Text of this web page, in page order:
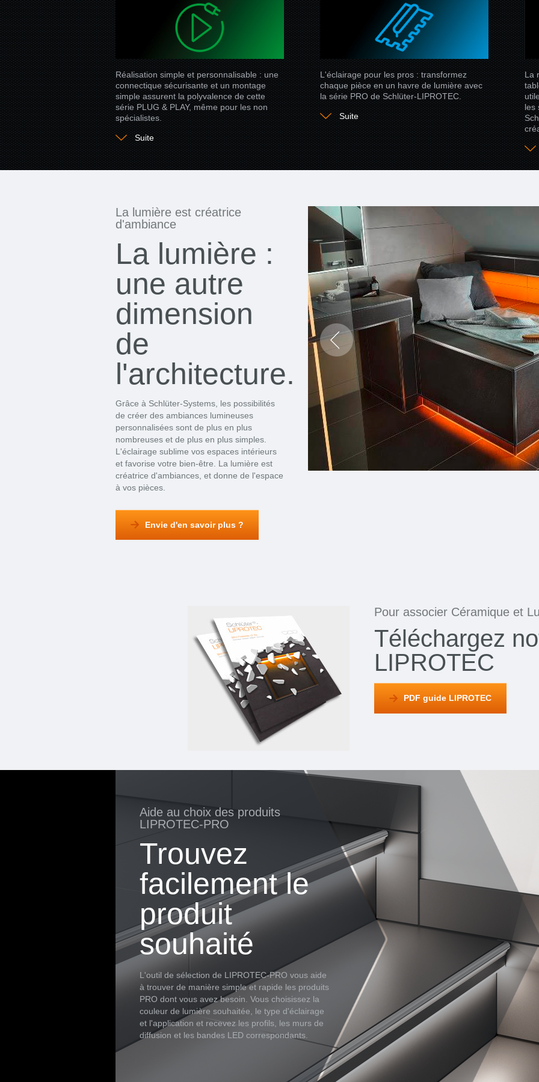
Réalisation simple et personnalisable : une
connectique sécurisante et un montage
simple assurent la polyvalence de cette
série PLUG & PLAY, même pour les non
spécialistes.
Suite
L'éclairage pour les pros : transformez
chaque pièce en un havre de lumière avec
la série PRO de Schlüter-LIPROTEC.
Suite
La
les
La lumière est créatrice
d'ambiance
La lumière :
une autre
dimension
de
l'architecture.
Grâce à Schlüter-Systems, les possibilités
de créer des ambiances lumineuses
personnalisées sont de plus en plus
nombreuses et de plus en plus simples.
L'éclairage sublime vos espaces intérieurs
et favorise votre bien-être. La lumière est
créatrice d'ambiances, et donne de l'espace
à vos pièces.
Envie d'en savoir plus ?
Pour associer Céramique et
Téléchargez
LIPROTEC
PDF guide LIPROTEC
Aide au choix des produits
LIPROTEC-PRO
Trouvez
facilement le
produit
souhaité
L'outil de sélection de LIPROTEC-PRO vous aide
à trouver de manière simple et rapide les produits
PRO dont vous avez besoin. Vous choisissez la
couleur de lumière souhaitée, le type d'éclairage
et l'application et recevez les profils, les murs de
diffusion et les bandes LED correspondants.